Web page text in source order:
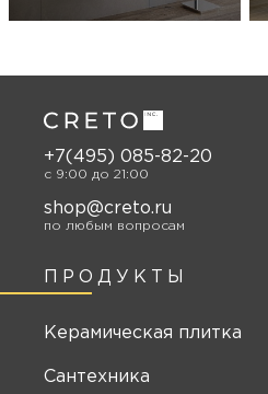
ПРОДУКТЫ
Керамическая плитка
Сантехника
+7(495) 085-82-20
c 9:00 до 21:00
shop@creto.ru
по любым вопросам